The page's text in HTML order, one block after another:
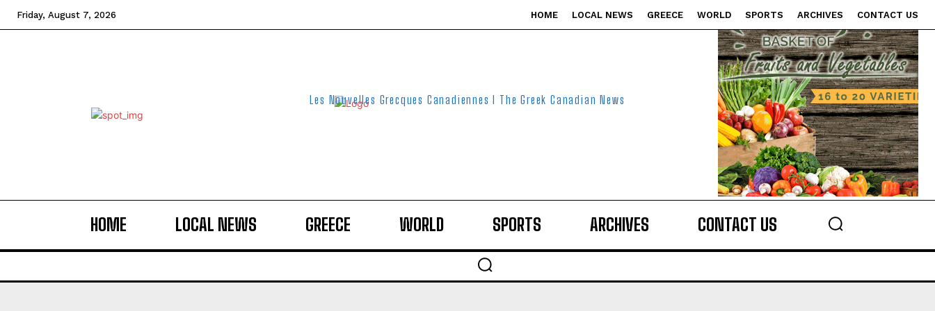
Friday, August 7, 2026 HOME LOCAL NEWS GREECE WORLD SPORTS ARCHIVES CONTACT US
Les Nouvelles Grecques Canadiennes I The Greek Canadian News
HOME LOCAL NEWS GREECE WORLD SPORTS ARCHIVES CONTACT US